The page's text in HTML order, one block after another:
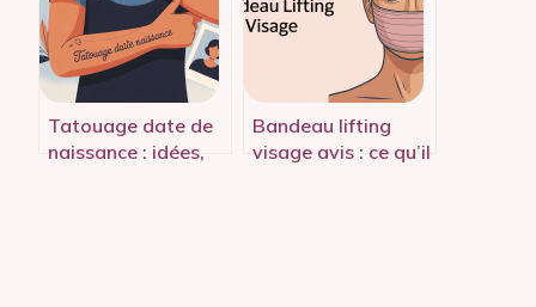
Tatouage date de
naissance : idées,
Bandeau lifting
visage avis : ce qu’il